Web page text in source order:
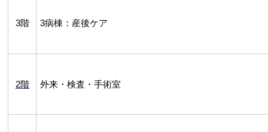
3階 3病棟：産後ケア
2階 外来・検査・手術室